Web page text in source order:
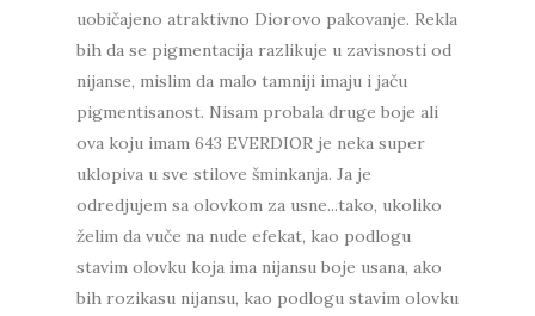
uobičajeno atraktivno Diorovo pakovanje. Rekla
bih da se pigmentacija razlikuje u zavisnosti od
nijanse, mislim da malo tamniji imaju i jaču
pigmentisanost. Nisam probala druge boje ali
ova koju imam 643 EVERDIOR je neka super
uklopiva u sve stilove šminkanja. Ja je
odredjujem sa olovkom za usne...tako, ukoliko
želim da vuče na nude efekat, kao podlogu
stavim olovku koja ima nijansu boje usana, ako
bih rozikasu nijansu, kao podlogu stavim olovku